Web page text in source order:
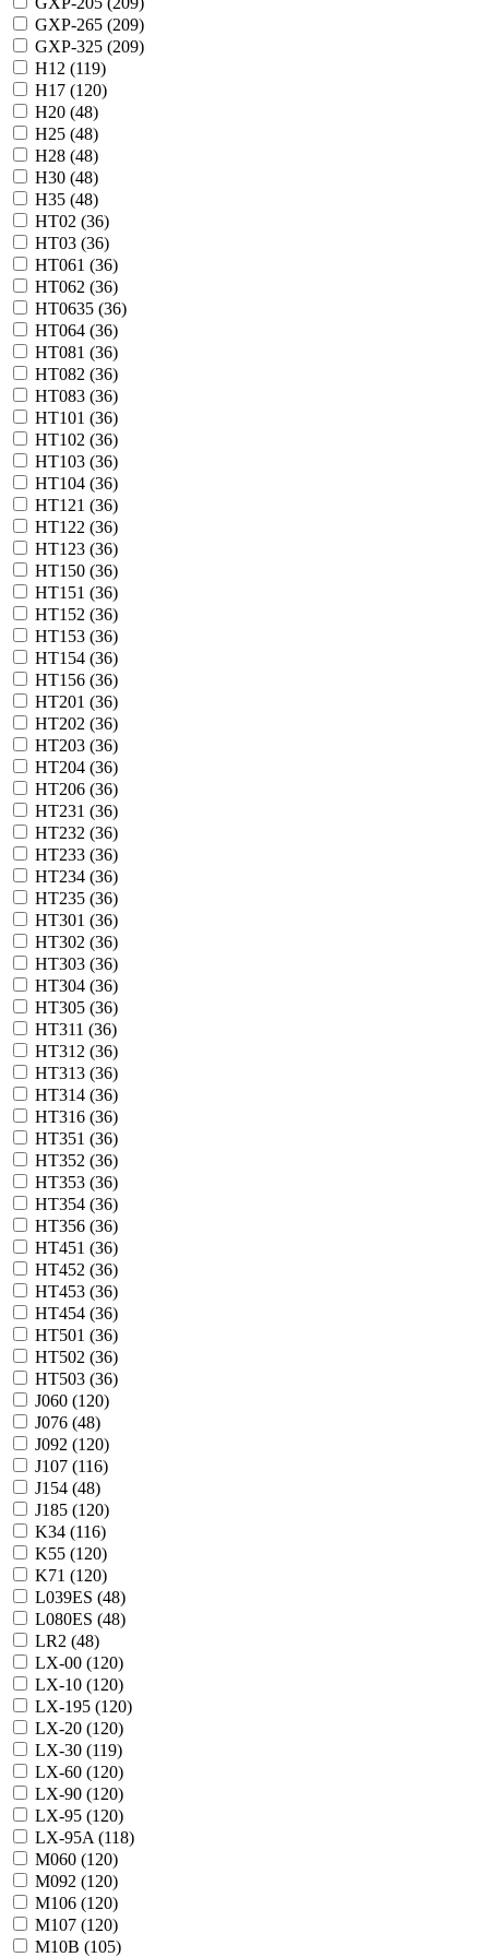
GXP-265 (209)
GXP-325 (209)
H12 (119)
H17 (120)
H20 (48)
H25 (48)
H28 (48)
H30 (48)
H35 (48)
HT02 (36)
HT03 (36)
HT061 (36)
HT062 (36)
HT0635 (36)
HT064 (36)
HT081 (36)
HT082 (36)
HT083 (36)
HT101 (36)
HT102 (36)
HT103 (36)
HT104 (36)
HT121 (36)
HT122 (36)
HT123 (36)
HT150 (36)
HT151 (36)
HT152 (36)
HT153 (36)
HT154 (36)
HT156 (36)
HT201 (36)
HT202 (36)
HT203 (36)
HT204 (36)
HT206 (36)
HT231 (36)
HT232 (36)
HT233 (36)
HT234 (36)
HT235 (36)
HT301 (36)
HT302 (36)
HT303 (36)
HT304 (36)
HT305 (36)
HT311 (36)
HT312 (36)
HT313 (36)
HT314 (36)
HT316 (36)
HT351 (36)
HT352 (36)
HT353 (36)
HT354 (36)
HT356 (36)
HT451 (36)
HT452 (36)
HT453 (36)
HT454 (36)
HT501 (36)
HT502 (36)
HT503 (36)
J060 (120)
J076 (48)
J092 (120)
J107 (116)
J154 (48)
J185 (120)
K34 (116)
K55 (120)
K71 (120)
L039ES (48)
L080ES (48)
LR2 (48)
LX-00 (120)
LX-10 (120)
LX-195 (120)
LX-20 (120)
LX-30 (119)
LX-60 (120)
LX-90 (120)
LX-95 (120)
LX-95A (118)
M060 (120)
M092 (120)
M106 (120)
M107 (120)
M10B (105)